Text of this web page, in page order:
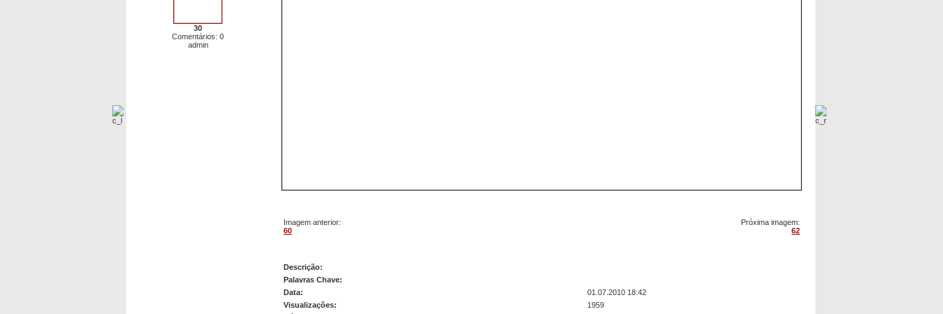
30
Comentários: 0
admin
Imagem anterior:
60
Próxima imagem:
62
Descrição:
Palavras Chave:
Data:
01.07.2010 18:42
Visualizações:
1959